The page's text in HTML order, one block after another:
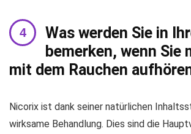
Was werden Sie in
bemerken, wenn Sie
mit dem Rauchen
Nicorix ist dank seiner natürlichen
wirksame Behandlung. Dies sind die